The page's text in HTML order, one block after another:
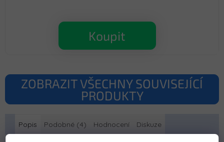
Koupit
ZOBRAZIT VŠECHNY SOUVISEJÍCÍ
PRODUKTY
Popis Podobné (4) Hodnocení Diskuze